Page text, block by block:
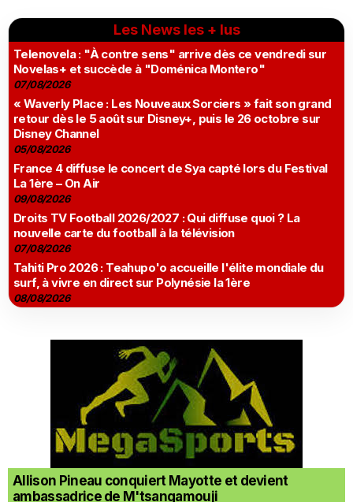
Les News les + lus
Telenovela : "À contre sens" arrive dès ce vendredi sur
Novelas+ et succède à "Doménica Montero"
07/08/2026
« Waverly Place : Les Nouveaux Sorciers » fait son grand
retour dès le 5 août sur Disney+, puis le 26 octobre sur
Disney Channel
05/08/2026
France 4 diffuse le concert de Sya capté lors du Festival
La 1ère – On Air
09/08/2026
Droits TV Football 2026/2027 : Qui diffuse quoi ? La
nouvelle carte du football à la télévision
07/08/2026
Tahiti Pro 2026 : Teahupo'o accueille l'élite mondiale du
surf, à vivre en direct sur Polynésie la 1ère
08/08/2026
Allison Pineau conquiert Mayotte et devient
ambassadrice de M'tsangamouji